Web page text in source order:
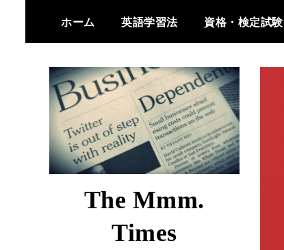
content
ホーム 英語学習法 資格・検定試験
The Mmm.
Times